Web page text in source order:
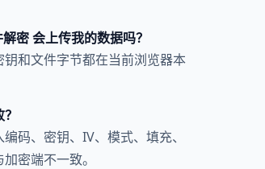
密 会上传我的数据吗？
钥和文件字节都在当前浏览器本
码、密钥、IV、模式、填充、
密端不一致。